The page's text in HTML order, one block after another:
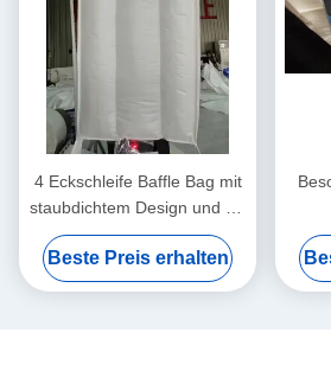
4 Eckschleife Baffle Bag mit
staubdichtem Design und bis
zu 2000 kg Tragfähigkeit für
robuste
Verpackungslösungen
Beste Preis erhalten